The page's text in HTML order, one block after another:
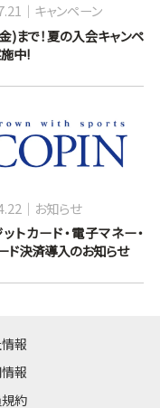
)まで！夏の入会キャンペ
中!
キャンペーン
トカード・電子マネー・
ド決済導入のお知らせ
お知らせ
報
報
約